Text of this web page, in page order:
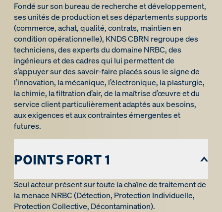
Fondé sur son bureau de recherche et développement,
ses unités de production et ses départements supports
(commerce, achat, qualité, contrats, maintien en
condition opérationnelle), KNDS CBRN regroupe des
techniciens, des experts du domaine NRBC, des
ingénieurs et des cadres qui lui permettent de
s’appuyer sur des savoir-faire placés sous le signe de
l’innovation, la mécanique, l’électronique, la plasturgie,
la chimie, la filtration d’air, de la maîtrise d’œuvre et du
service client particulièrement adaptés aux besoins,
aux exigences et aux contraintes émergentes et
futures.
POINTS FORT 1
Seul acteur présent sur toute la chaîne de traitement de
la menace NRBC (Détection, Protection Individuelle,
Protection Collective, Décontamination).